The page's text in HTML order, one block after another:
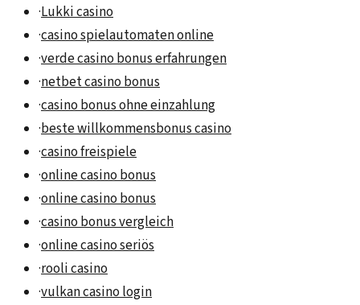
·Lukki casino
·casino spielautomaten online
·verde casino bonus erfahrungen
·netbet casino bonus
·casino bonus ohne einzahlung
·beste willkommensbonus casino
·casino freispiele
·online casino bonus
·online casino bonus
·casino bonus vergleich
·online casino seriös
·rooli casino
·vulkan casino login